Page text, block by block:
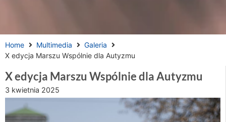
Home Multimedia
Galeria
X edycja Marszu Wspólnie dla Autyzmu
X edycja Marszu Wspólnie dla Autyzmu
3 kwietnia 2025